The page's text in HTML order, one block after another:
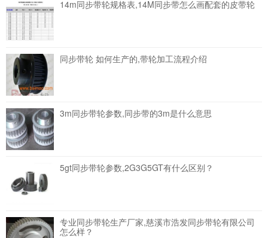
14m同步带轮规格表,14M同步带怎么画配套的皮带轮
同步带轮 如何生产的,带轮加工流程介绍
3m同步带轮参数,同步带的3m是什么意思
5gt同步带轮参数,2G3G5GT有什么区别？
专业同步带轮生产厂家,慈溪市浩发同步带轮有限公司
怎么样？